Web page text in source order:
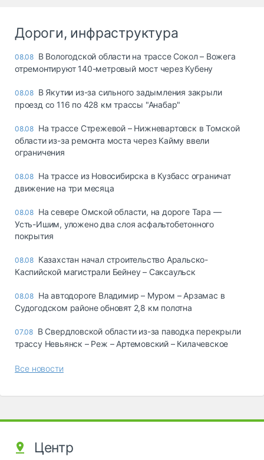
Дороги, инфраструктура
08.08 В Вологодской области на трассе Сокол – Вожега
отремонтируют 140-метровый мост через Кубену
08.08 В Якутии из-за сильного задымления закрыли
проезд со 116 по 428 км трассы "Анабар"
08.08 На трассе Стрежевой – Нижневартовск в Томской
области из-за ремонта моста через Кайму ввели
ограничения
08.08 На трассе из Новосибирска в Кузбасс ограничат
движение на три месяца
08.08 На севере Омской области, на дороге Тара —
Усть-Ишим, уложено два слоя асфальтобетонного
покрытия
08.08 Казахстан начал строительство Аральско-
Каспийской магистрали Бейнеу – Саксаульск
08.08 На автодороге Владимир – Муром – Арзамас в
Судогодском районе обновят 2,8 км полотна
07.08 В Свердловской области из-за паводка перекрыли
трассу Невьянск – Реж – Артемовский – Килачевское
Все новости
Центр